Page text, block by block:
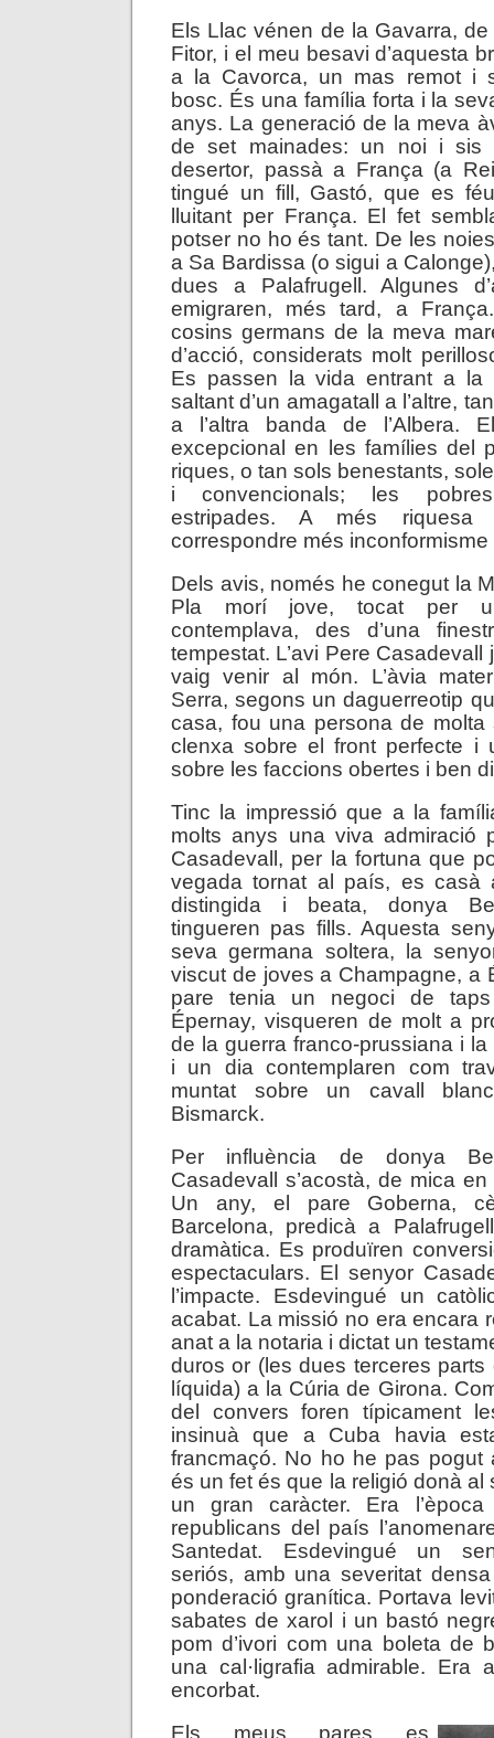
Els Llac vénen de la Gavarra,
Fitor, i el meu besavi d’aquesta
a la Cavorca, un mas remot i
bosc. És una família forta i la
anys. La generació de la meva
de set mainades: un noi i sis
desertor, passà a França (a
tingué un fill, Gastó, que es
lluitant per França. El fet
potser no ho és tant. De les
a Sa Bardissa (o sigui a
dues a Palafrugell. Algunes
emigraren, més tard, a
cosins germans de la meva
d’acció, considerats molt
Es passen la vida entrant a la
saltant d’un amagatall a l’altre,
a l’altra banda de l’Albera.
excepcional en les famílies del
riques, o tan sols benestants,
i convencionals; les
estripades. A més riquesa
correspondre més inconformisme
Dels avis, només he conegut la
Pla morí jove, tocat per
contemplava, des d’una
tempestat. L’avi Pere Casadevall
vaig venir al món. L’àvia
Serra, segons un daguerreotip
casa, fou una persona de molta
clenxa sobre el front perfecte i
sobre les faccions obertes i ben
Tinc la impressió que a la
molts anys una viva admiració
Casadevall, per la fortuna que
vegada tornat al país, es casà
distingida i beata, donya
tingueren pas fills. Aquesta
seva germana soltera, la
viscut de joves a Champagne, a
pare tenia un negoci de
Épernay, visqueren de molt a
de la guerra franco-prussiana i
i un dia contemplaren com
muntat sobre un cavall
Bismarck.
Per influència de donya
Casadevall s’acostà, de mica en
Un any, el pare Goberna,
Barcelona, predicà a
dramàtica. Es produïren
espectaculars. El senyor
l’impacte. Esdevingué un
acabat. La missió no era encara
anat a la notaria i dictat un
duros or (les dues terceres
líquida) a la Cúria de Girona.
del convers foren típicament
insinuà que a Cuba havia
francmaçó. No ho he pas pogut
és un fet és que la religió donà al
un gran caràcter. Era
republicans del país
Santedat. Esdevingué un
seriós, amb una severitat
ponderació granítica. Portava
sabates de xarol i un bastó
pom d’ivori com una boleta de
una cal·ligrafia admirable. Era
encorbat.
Els meus pares es